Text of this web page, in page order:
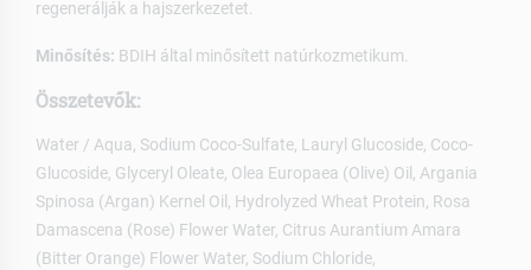
regenerálják a hajszerkezetet.
Minősítés: BDIH által minősített natúrkozmetikum.
Összetevők:
Water / Aqua, Sodium Coco-Sulfate, Lauryl Glucoside, Coco-
Glucoside, Glyceryl Oleate, Olea Europaea (Olive) Oil, Argania
Spinosa (Argan) Kernel Oil, Hydrolyzed Wheat Protein, Rosa
Damascena (Rose) Flower Water, Citrus Aurantium Amara
(Bitter Orange) Flower Water, Sodium Chloride,